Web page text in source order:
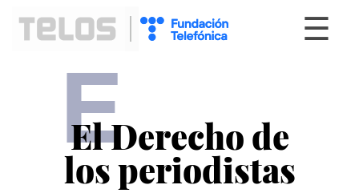
☰
E
El Derecho de
los periodistas